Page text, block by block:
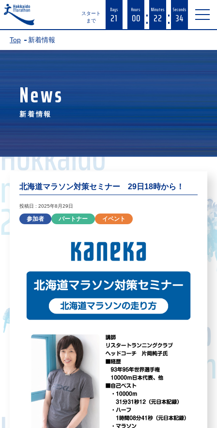
スタート
まで
Days
21
Hours
00 : Minutes
22 : Seconds
34
Top 新着情報
News
新着情報
北海道マラソン対策セミナー 29日18時から！
投稿日 : 2025年8月29日
参加者 パートナー イベント